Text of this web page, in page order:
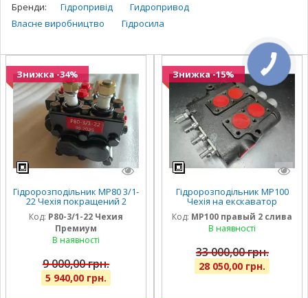
Бренди: Гідропривід
Гидропривод
Власне виробництво
Гідросила
Знижка -34%
Гідророзподільник МР80 3/1-
22 Чехія покращений 2
секції з плавальними на
Т-25, підйом кузова
Код: Р80-3/1-22 Чехия
Премиум
В наявності
9 000,00 грн.
5 940,00 грн.
Знижка -15%
Гідророзподільник МР100
Чехія на екскаватор
ЕО-2621, МТЗ, ЮМЗ правий
на 2 слива
Код: МР100 правый 2 слива
В наявності
33 000,00 грн.
28 050,00 грн.